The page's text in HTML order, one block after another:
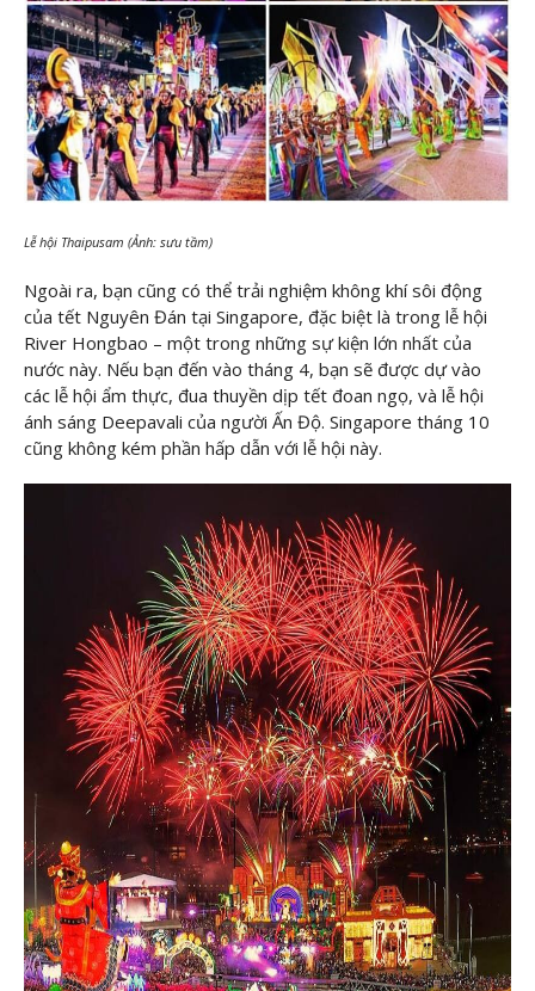
Lễ hội Thaipusam (Ảnh: sưu tầm)
Ngoài ra, bạn cũng có thể trải nghiệm không khí sôi động
của tết Nguyên Đán tại Singapore, đặc biệt là trong lễ hội
River Hongbao – một trong những sự kiện lớn nhất của
nước này. Nếu bạn đến vào tháng 4, bạn sẽ được dự vào
các lễ hội ẩm thực, đua thuyền dịp tết đoan ngọ, và lễ hội
ánh sáng Deepavali của người Ấn Độ. Singapore tháng 10
cũng không kém phần hấp dẫn với lễ hội này.